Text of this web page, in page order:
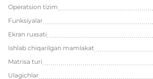
Operatsion tizim
Funksiyalar
Ekran ruxsati
Ishlab chiqarilgan mamlakat
Matrisa turi
Ulagichlar